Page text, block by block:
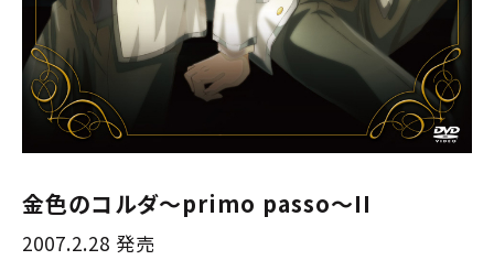
金色のコルダ〜primo passo〜II
2007.2.28 発売